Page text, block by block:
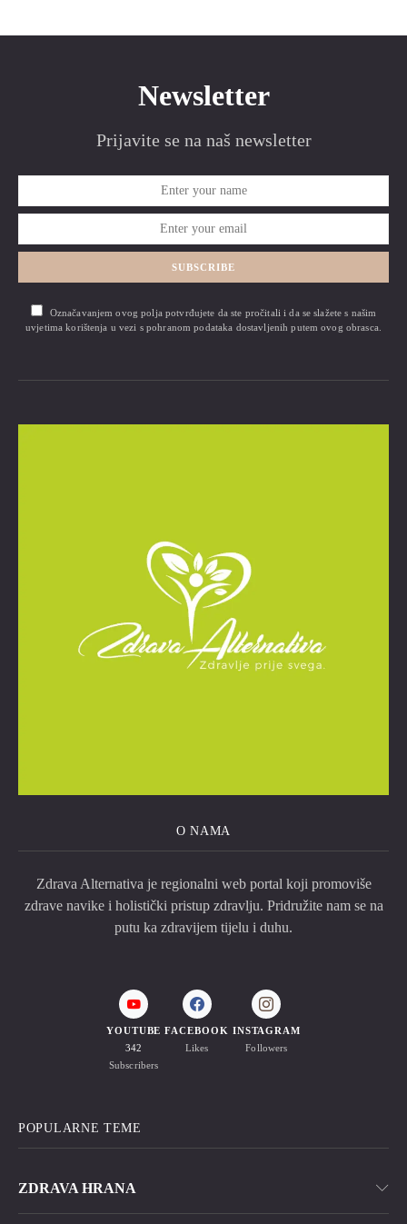
Newsletter
Prijavite se na naš newsletter
SUBSCRIBE
Označavanjem ovog polja potvrđujete da ste pročitali i da se slažete s našim
uvjetima korištenja u vezi s pohranom podataka dostavljenih putem ovog obrasca.
O NAMA
Zdrava Alternativa je regionalni web portal koji promoviše
zdrave navike i holistički pristup zdravlju. Pridružite nam se na
putu ka zdravijem tijelu i duhu.
YOUTUBE
342
Subscribers
FACEBOOK
Likes
INSTAGRAM
Followers
POPULARNE TEME
ZDRAVA HRANA